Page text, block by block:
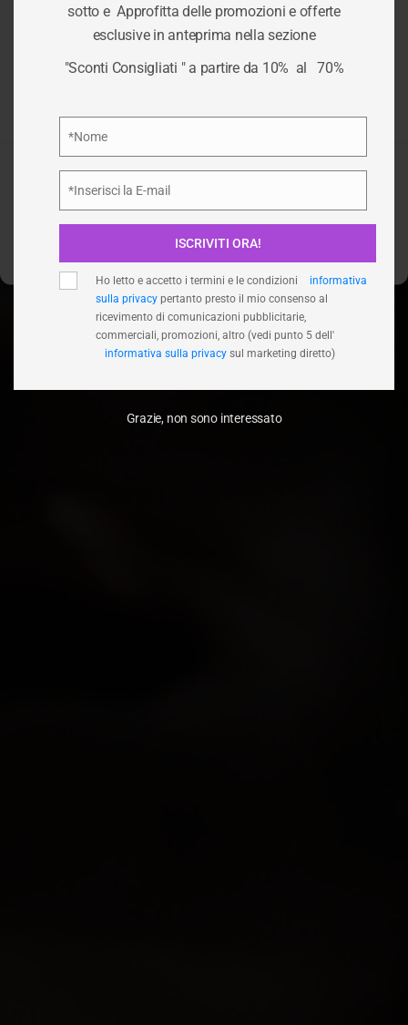
Per fornire le migliori esperienze, utilizziamo tecnologie come i
cookie per memorizzare e/o accedere alle informazioni del
dispositivo. Il consenso a queste tecnologie ci permetterà di
elaborare dati come il comportamento di navigazione o ID unici
Accetta
Nega
Visualizza le preferenze
TAG:FARINA
HOME/FARINA
sotto e Approfitta delle promozioni e offerte
esclusive in anteprima nella sezione
"Sconti Consigliati " a partire da 10% al 70%
*Nome
*Inserisci la E-mail
ISCRIVITI ORA!
Ho letto e accetto i termini e le condizioni
informativa
sulla privacy pertanto presto il mio consenso al
ricevimento di comunicazioni pubblicitarie,
commerciali, promozioni, altro (vedi punto 5 dell'
informativa sulla privacy sul marketing diretto)
Grazie, non sono interessato